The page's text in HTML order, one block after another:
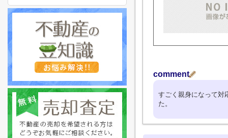
comment
すごく親身になって対
た。